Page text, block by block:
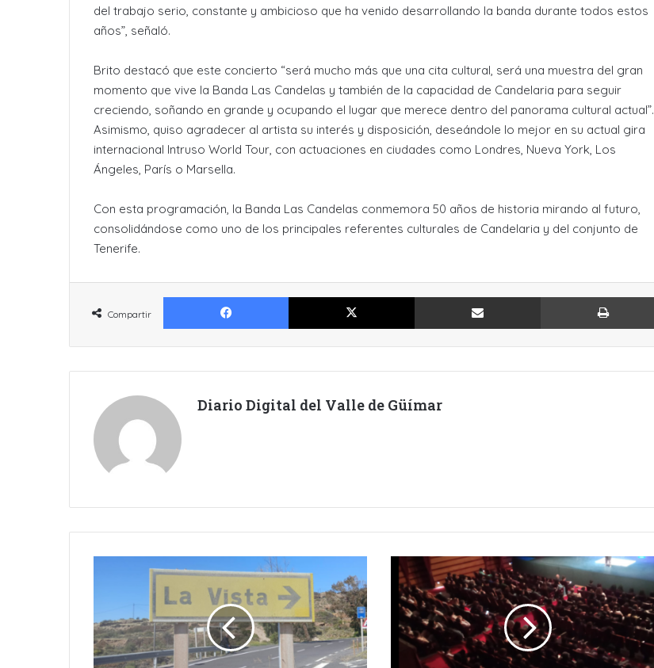
del trabajo serio, constante y ambicioso que ha venido desarrollando la banda durante todos estos
años”, señaló.
Brito destacó que este concierto “será mucho más que una cita cultural, será una muestra del gran
momento que vive la Banda Las Candelas y también de la capacidad de Candelaria para seguir
creciendo, soñando en grande y ocupando el lugar que merece dentro del panorama cultural actual”.
Asimismo, quiso agradecer al artista su interés y disposición, deseándole lo mejor en su actual gira
internacional Intruso World Tour, con actuaciones en ciudades como Londres, Nueva York, Los
Ángeles, París o Marsella.
Con esta programación, la Banda Las Candelas conmemora 50 años de historia mirando al futuro,
consolidándose como uno de los principales referentes culturales de Candelaria y del conjunto de
Tenerife.
Compartir
Facebook X Compartir por Email
Diario Digital del Valle de Güímar
DE
REHABILITACIÓN
DE
ÁFRICA
LLEGA
ARAFO
TRAVÉS